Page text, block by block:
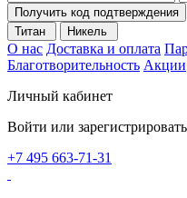
Получить код подтверждения
Титан
Никель
О нас Доставка и оплата
Благотворительность Акции
Личный кабинет
Войти или
+7 495 663-71-31